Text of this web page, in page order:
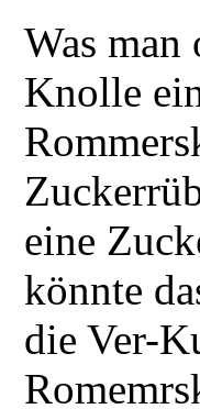
Was
Knolle
eine
könnte
die Ver-